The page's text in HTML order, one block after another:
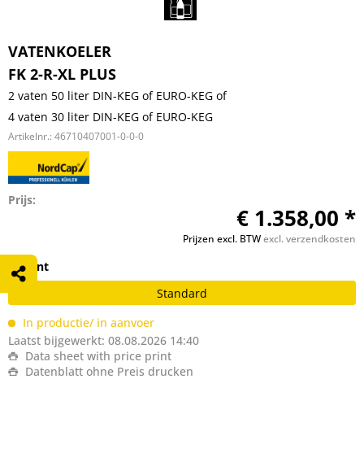
VATENKOELER
FK 2-R-XL PLUS
2 vaten 50 liter DIN-KEG of EURO-KEG of
4 vaten 30 liter DIN-KEG of EURO-KEG
Artikelnr.: 46710407001-0-0-0
Prijs:
€ 1.358,00 *
Prijzen excl. BTWexcl. verzendkosten
Variant
Standard
In productie/ in aanvoer
Laatst bijgewerkt: 08.08.2026 14:40
Data sheet with price print
Datenblatt ohne Preis drucken